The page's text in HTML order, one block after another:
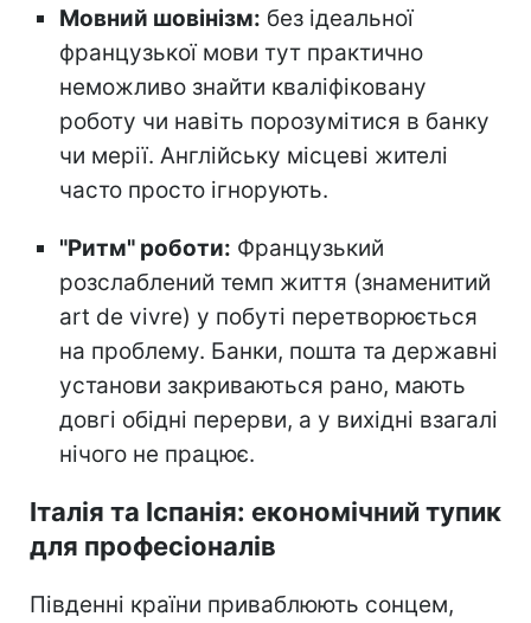
Мовний шовінізм: без ідеальної
французької мови тут практично
неможливо знайти кваліфіковану
роботу чи навіть порозумітися в банку
чи мерії. Англійську місцеві жителі
часто просто ігнорують.
"Ритм" роботи: Французький
розслаблений темп життя (знаменитий
art de vivre) у побуті перетворюється
на проблему. Банки, пошта та державні
установи закриваються рано, мають
довгі обідні перерви, а у вихідні взагалі
нічого не працює.
Італія та Іспанія: економічний тупик
для професіоналів
Південні країни приваблюють сонцем,